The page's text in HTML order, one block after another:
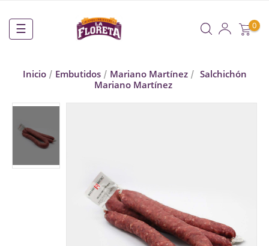
Navegación
de
☰ 0
Inicio Embutidos Mariano Martínez
Salchichón
Mariano Martínez